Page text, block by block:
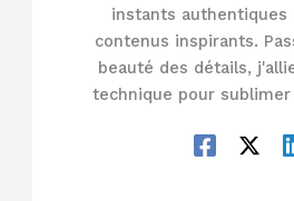
instants authentiques
contenus inspirants.
beauté des détails,
technique pour